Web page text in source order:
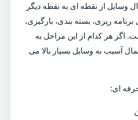
وسایل از نقطه ای به نقطه دیگر
ریزی، بسته بندی، بارگیری،
اگر هر کدام از این مراحل به
آسیب به وسایل بسیار بالا می
ای: